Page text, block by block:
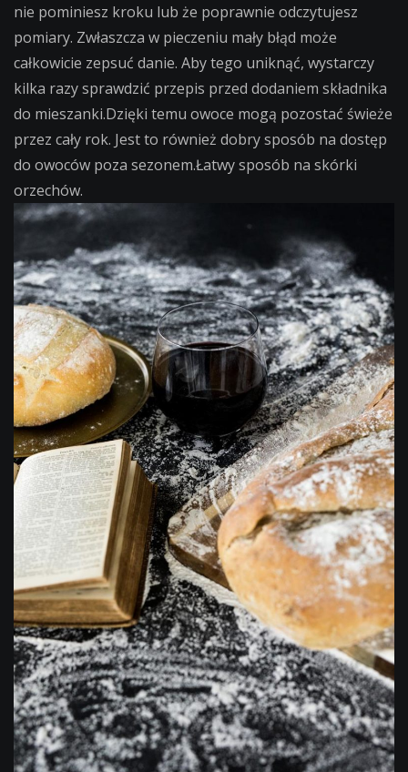
nie pominiesz kroku lub że poprawnie odczytujesz
pomiary. Zwłaszcza w pieczeniu mały błąd może
całkowicie zepsuć danie. Aby tego uniknąć, wystarczy
kilka razy sprawdzić przepis przed dodaniem składnika
do mieszanki.Dzięki temu owoce mogą pozostać świeże
przez cały rok. Jest to również dobry sposób na dostęp
do owoców poza sezonem.Łatwy sposób na skórki
orzechów.